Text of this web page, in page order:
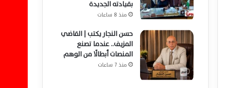
بقيادته الجديدة
منذ 8 ساعات
حسن النجار يكتب | القاضي
المزيف.. عندما تصنع
المنصات أبطالًا من الوهم
منذ 7 ساعات